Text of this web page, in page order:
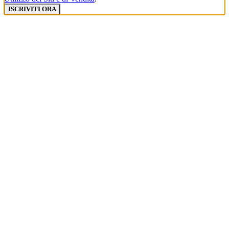
ISCRIVITI ORA